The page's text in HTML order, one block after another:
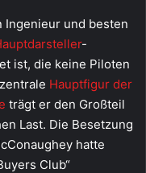
Ingenieur und besten
-
ist, die keine Piloten
Hauptfigur der
trägt er den Großteil
Last. Die Besetzung
hatte
Club“